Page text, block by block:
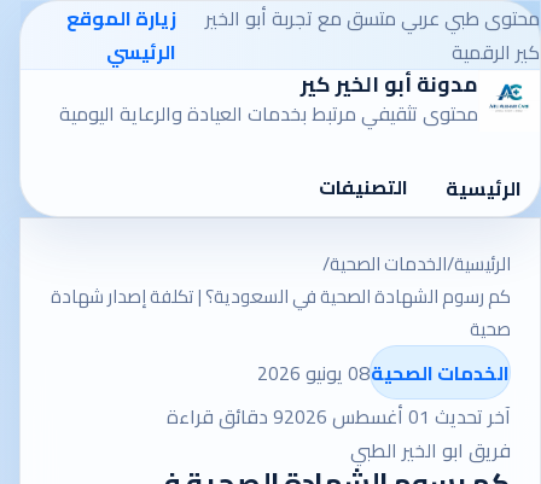
محتوى طبي عربي متسق مع تجربة أبو الخير
كير الرقمية
زيارة الموقع
الرئيسي
مدونة أبو الخير كير
محتوى تثقيفي مرتبط بخدمات العيادة والرعاية اليومية
الرئيسية التصنيفات
الرئيسية/الخدمات الصحية/
كم رسوم الشهادة الصحية في السعودية؟ | تكلفة إصدار شهادة
صحية
الخدمات الصحية08 يونيو 2026
آخر تحديث 01 أغسطس 2026
9 دقائق قراءة
فريق ابو الخير الطبي